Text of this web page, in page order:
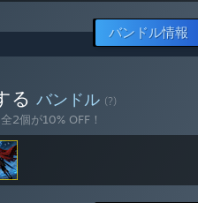
バンドル情報
る バンドル (?)
2個が10% OFF！